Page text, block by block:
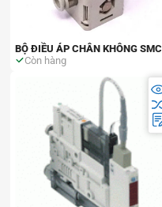
BỘ ĐIỀU ÁP CHÂN KHÔNG SMC
Còn hàng